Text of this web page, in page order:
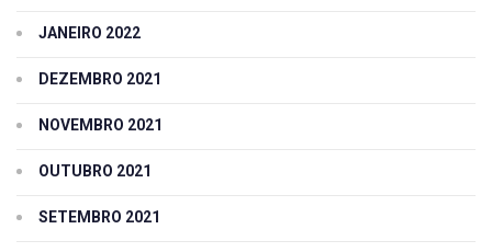
JANEIRO 2022
DEZEMBRO 2021
NOVEMBRO 2021
OUTUBRO 2021
SETEMBRO 2021